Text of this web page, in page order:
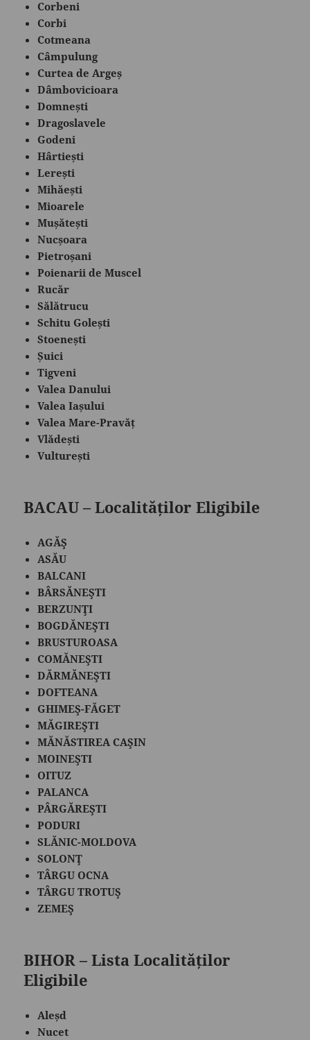
Corbeni
Corbi
Cotmeana
Câmpulung
Curtea de Argeș
Dâmbovicioara
Domnești
Dragoslavele
Godeni
Hârtiești
Lerești
Mihăești
Mioarele
Mușătești
Nucșoara
Pietroșani
Poienarii de Muscel
Rucăr
Sălătrucu
Schitu Golești
Stoenești
Șuici
Tigveni
Valea Danului
Valea Iașului
Valea Mare-Pravăț
Vlădești
Vulturești
BACAU – Localităților Eligibile
AGĂŞ
ASĂU
BALCANI
BÂRSĂNEŞTI
BERZUNŢI
BOGDĂNEŞTI
BRUSTUROASA
COMĂNEŞTI
DĂRMĂNEŞTI
DOFTEANA
GHIMEŞ-FĂGET
MĂGIREŞTI
MĂNĂSTIREA CAŞIN
MOINEŞTI
OITUZ
PALANCA
PÂRGĂREŞTI
PODURI
SLĂNIC-MOLDOVA
SOLONŢ
TÂRGU OCNA
TÂRGU TROTUŞ
ZEMEŞ
BIHOR – Lista Localităților
Eligibile
Aleșd
Nucet